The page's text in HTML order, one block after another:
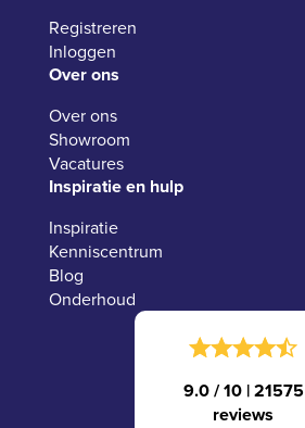
Registreren
Inloggen
Over ons
Over ons
Showroom
Vacatures
Inspiratie en hulp
Inspiratie
Kenniscentrum
Blog
Onderhoud
9.0 / 10 |21575
reviews